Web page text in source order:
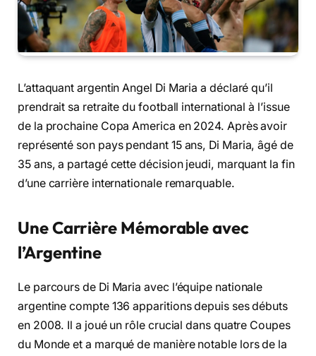
L’attaquant argentin Angel Di Maria a déclaré qu’il
prendrait sa retraite du football international à l’issue
de la prochaine Copa America en 2024. Après avoir
représenté son pays pendant 15 ans, Di Maria, âgé de
35 ans, a partagé cette décision jeudi, marquant la fin
d’une carrière internationale remarquable.
Une Carrière Mémorable avec
l’Argentine
Le parcours de Di Maria avec l’équipe nationale
argentine compte 136 apparitions depuis ses débuts
en 2008. Il a joué un rôle crucial dans quatre Coupes
du Monde et a marqué de manière notable lors de la